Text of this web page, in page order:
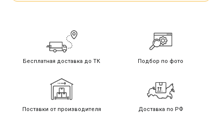
Бесплатная доставка до ТК Подбор по фото
Поставки от производителя Доставка по РФ